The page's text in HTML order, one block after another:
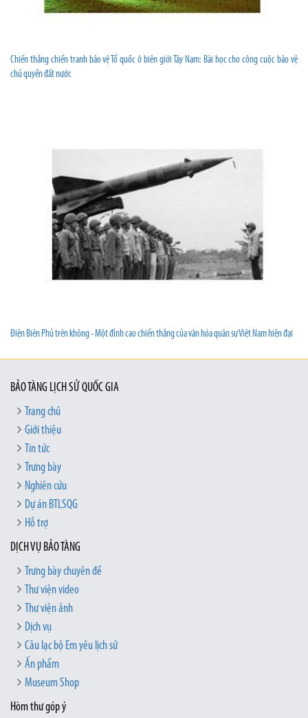
Chiến thắng chiến tranh bảo vệ Tổ quốc ở biên giới Tây Nam: Bài học cho công cuộc bảo vệ
chủ quyền đất nước
Điện Biên Phủ trên không - Một đỉnh cao chiến thắng của văn hóa quân sự Việt Nam hiện đại
BẢO TÀNG LỊCH SỬ QUỐC GIA
Trang chủ
Giới thiệu
Tin tức
Trưng bày
Nghiên cứu
Dự án BTLSQG
Hỗ trợ
DỊCH VỤ BẢO TÀNG
Trưng bày chuyên đề
Thư viện video
Thư viện ảnh
Dịch vụ
Câu lạc bộ Em yêu lịch sử
Ấn phẩm
Museum Shop
Hòm thư góp ý